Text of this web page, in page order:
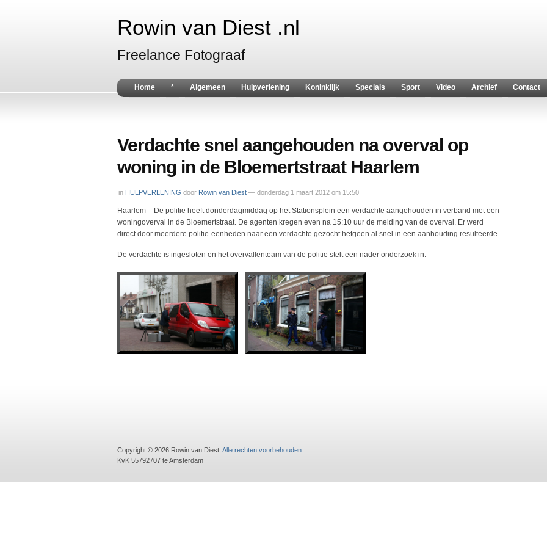
Rowin van Diest .nl
Freelance Fotograaf
Home * Algemeen Hulpverlening Koninklijk Specials Sport Video Archief Contact
Verdachte snel aangehouden na overval op
woning in de Bloemertstraat Haarlem
in HULPVERLENING door Rowin van Diest — donderdag 1 maart 2012 om 15:50
Haarlem – De politie heeft donderdagmiddag op het Stationsplein een verdachte aangehouden in verband met een
woningoverval in de Bloemertstraat. De agenten kregen even na 15:10 uur de melding van de overval. Er werd
direct door meerdere politie-eenheden naar een verdachte gezocht hetgeen al snel in een aanhouding resulteerde.
De verdachte is ingesloten en het overvallenteam van de politie stelt een nader onderzoek in.
Copyright © 2026 Rowin van Diest. Alle rechten voorbehouden
KvK 55792707 te Amsterdam